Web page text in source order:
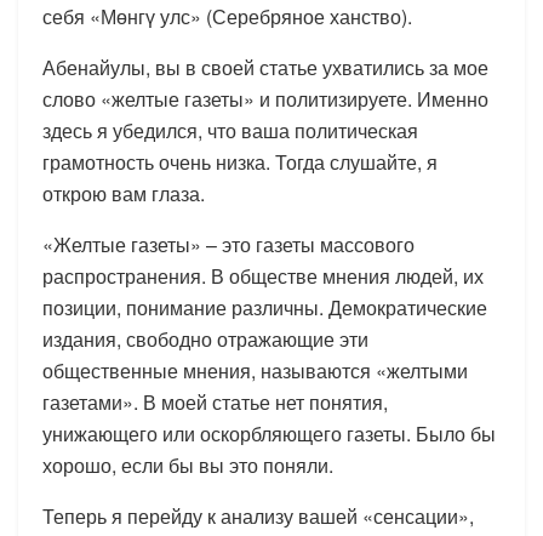
себя «Мөнгү улс» (Серебряное ханство).
Абенайулы, вы в своей статье ухватились за мое
слово «желтые газеты» и политизируете. Именно
здесь я убедился, что ваша политическая
грамотность очень низка. Тогда слушайте, я
открою вам глаза.
«Желтые газеты» – это газеты массового
распространения. В обществе мнения людей, их
позиции, понимание различны. Демократические
издания, свободно отражающие эти
общественные мнения, называются «желтыми
газетами». В моей статье нет понятия,
унижающего или оскорбляющего газеты. Было бы
хорошо, если бы вы это поняли.
Теперь я перейду к анализу вашей «сенсации»,